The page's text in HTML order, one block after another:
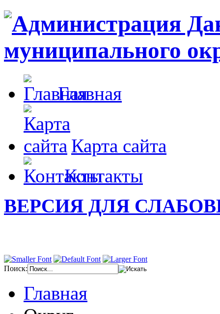
Главная
Карта сайта
Контакты
ВЕРСИЯ ДЛЯ
Поиск:
Главная